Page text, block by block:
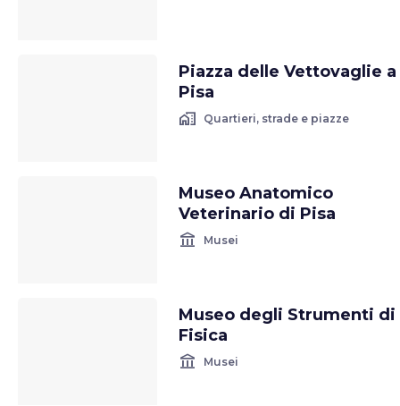
Piazza delle Vettovaglie a
Pisa
home_work Quartieri, strade e piazze
Museo Anatomico
Veterinario di Pisa
account_balance Musei
Museo degli Strumenti di
Fisica
account_balance Musei